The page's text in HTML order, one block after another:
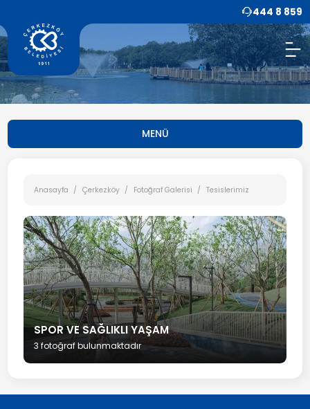
444 8 859
MENÜ
Anasayfa Çerkezköy Fotoğraf Galerisi Tesislerimiz
SPOR VE SAĞLIKLI YAŞAM
3 fotoğraf bulunmaktadır